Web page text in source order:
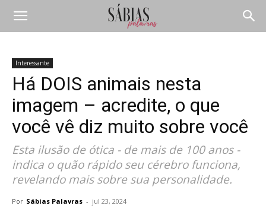
Interessante
Há DOIS animais nesta
imagem – acredite, o que
você vê diz muito sobre você
Esta ilusão de ótica - de mais de 100 anos -
indica o quão rápido seu cérebro funciona,
revelando mais sobre sua personalidade.
Por Sábias Palavras - jul 23, 2024